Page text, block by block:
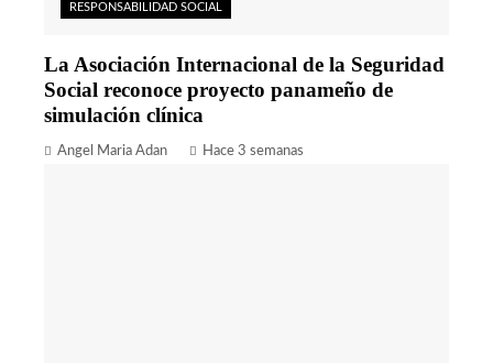
RESPONSABILIDAD SOCIAL
La Asociación Internacional de la Seguridad
Social reconoce proyecto panameño de
simulación clínica
Angel Maria Adan Hace 3 semanas